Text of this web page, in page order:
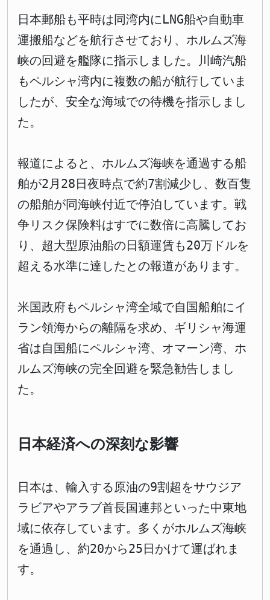
日本郵船も平時は同湾内にLNG船や自動車
運搬船などを航行させており、ホルムズ海
峡の回避を艦隊に指示しました。川崎汽船
もペルシャ湾内に複数の船が航行していま
したが、安全な海域での待機を指示しまし
た。
報道によると、ホルムズ海峡を通過する船
舶が2月28日夜時点で約7割減少し、数百隻
の船舶が同海峡付近で停泊しています。戦
争リスク保険料はすでに数倍に高騰してお
り、超大型原油船の日額運賃も20万ドルを
超える水準に達したとの報道があります。
米国政府もペルシャ湾全域で自国船舶にイ
ラン領海からの離隔を求め、ギリシャ海運
省は自国船にペルシャ湾、オマーン湾、ホ
ルムズ海峡の完全回避を緊急勧告しまし
た。
日本経済への深刻な影響
日本は、輸入する原油の9割超をサウジア
ラビアやアラブ首長国連邦といった中東地
域に依存しています。多くがホルムズ海峡
を通過し、約20から25日かけて運ばれま
す。